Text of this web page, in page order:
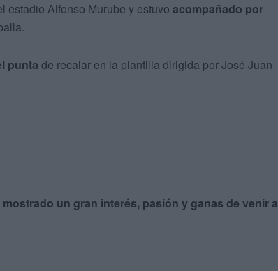
estadio Alfonso Murube y estuvo acompañado por
punta de recalar en la plantilla dirigida por José Juan
mostrado un gran interés, pasión y ganas de venir a